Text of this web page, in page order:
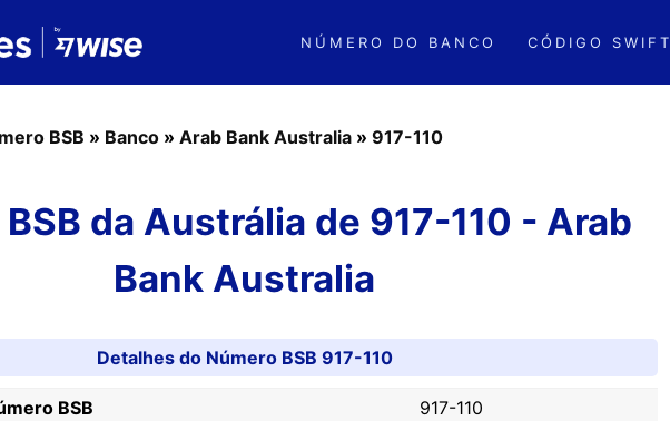
NÚMERO DO BANCO CÓDIGO SWIFT
BSB » Banco » Arab Bank Australia » 917-110
da Austrália de 917-110 - Arab
Bank Australia
Detalhes do Número BSB 917-110
BSB
917-110